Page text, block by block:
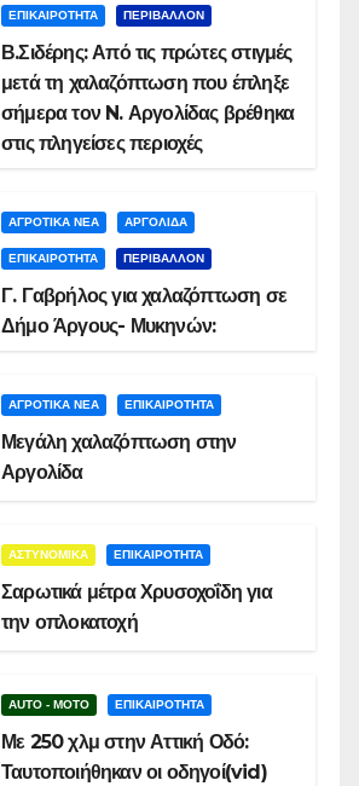
ΕΠΙΚΑΙΡΟΤΗΤΑ ΠΕΡΙΒΑΛΛΟΝ
Β.Σιδέρης: Από τις πρώτες στιγμές
μετά τη χαλαζόπτωση που έπληξε
σήμερα τον N. Αργολίδας βρέθηκα
στις πληγείσες περιοχές
ΑΓΡΟΤΙΚΑ ΝΕΑ ΑΡΓΟΛΙΔΑ
ΕΠΙΚΑΙΡΟΤΗΤΑ ΠΕΡΙΒΑΛΛΟΝ
Γ. Γαβρήλος για χαλαζόπτωση σε
Δήμο Άργους- Μυκηνών:
ΑΓΡΟΤΙΚΑ ΝΕΑ ΕΠΙΚΑΙΡΟΤΗΤΑ
Μεγάλη χαλαζόπτωση στην
Αργολίδα
ΑΣΤΥΝΟΜΙΚΑ ΕΠΙΚΑΙΡΟΤΗΤΑ
Σαρωτικά μέτρα Χρυσοχοΐδη για
την οπλοκατοχή
AUTO - MOTO ΕΠΙΚΑΙΡΟΤΗΤΑ
Με 250 χλμ στην Αττική Οδό:
Ταυτοποιήθηκαν οι οδηγοί(vid)